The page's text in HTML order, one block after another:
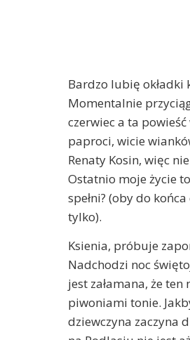
Bardzo lubię okładki
Momentalnie
czerwiec a ta
paproci, wicie
Renaty Kosin, więc
Ostatnio moje życie
spełni? (oby do
tylko).
Ksienia, próbuje
Nadchodzi noc
jest załamana, że
piwoniami tonie.
dziewczyna zaczyna